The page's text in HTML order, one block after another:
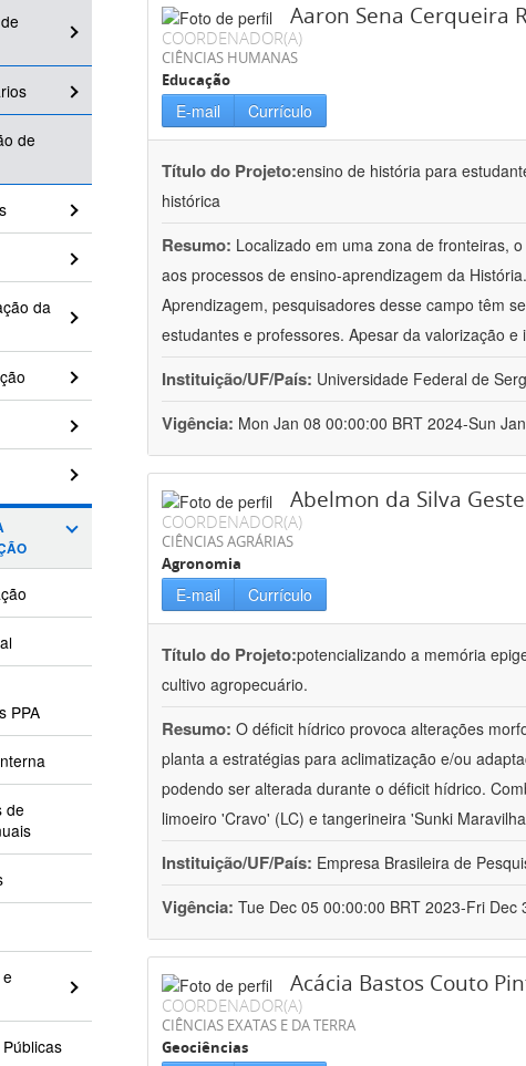
de
da
PPA
de
Aaron Sena Cerqueira
COORDENADOR(A)
CIÊNCIAS HUMANAS
Educação
E-mail Currículo
Título do Projeto:ensino de história para
histórica
Resumo: Localizado em uma zona de fronteiras,
aos processos de ensino-aprendizagem da
Aprendizagem, pesquisadores desse campo têm
estudantes e professores. Apesar da valorização
Instituição/UF/País: Universidade Federal de
Vigência: Mon Jan 08 00:00:00 BRT 2024-Sun
Abelmon da Silva
COORDENADOR(A)
CIÊNCIAS AGRÁRIAS
Agronomia
E-mail Currículo
Título do Projeto:potencializando a memória
cultivo agropecuário.
Resumo: O déficit hídrico provoca alterações
planta a estratégias para aclimatização e/ou
podendo ser alterada durante o déficit hídrico.
limoeiro 'Cravo' (LC) e tangerineira 'Sunki
Instituição/UF/País: Empresa Brasileira de
Vigência: Tue Dec 05 00:00:00 BRT 2023-Fri Dec
Acácia Bastos Couto
COORDENADOR(A)
CIÊNCIAS EXATAS E DA TERRA
Geociências